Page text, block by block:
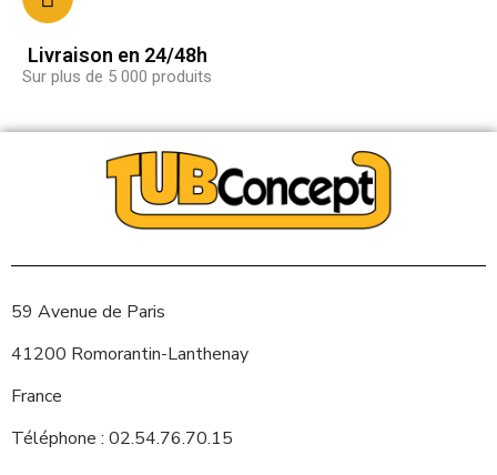
Livraison en 24/48h
Sur plus de 5 000 produits
59 Avenue de Paris
41200 Romorantin-Lanthenay
France
Téléphone : 02.54.76.70.15